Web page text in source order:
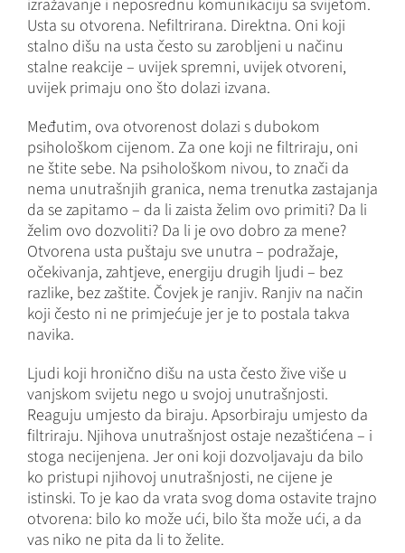
izražavanje i neposrednu komunikaciju sa svijetom.
Usta su otvorena. Nefiltrirana. Direktna. Oni koji
stalno dišu na usta često su zarobljeni u načinu
stalne reakcije – uvijek spremni, uvijek otvoreni,
uvijek primaju ono što dolazi izvana.
Međutim, ova otvorenost dolazi s dubokom
psihološkom cijenom. Za one koji ne filtriraju, oni
ne štite sebe. Na psihološkom nivou, to znači da
nema unutrašnjih granica, nema trenutka zastajanja
da se zapitamo – da li zaista želim ovo primiti? Da li
želim ovo dozvoliti? Da li je ovo dobro za mene?
Otvorena usta puštaju sve unutra – podražaje,
očekivanja, zahtjeve, energiju drugih ljudi – bez
razlike, bez zaštite. Čovjek je ranjiv. Ranjiv na način
koji često ni ne primjećuje jer je to postala takva
navika.
Ljudi koji hronično dišu na usta često žive više u
vanjskom svijetu nego u svojoj unutrašnjosti.
Reaguju umjesto da biraju. Apsorbiraju umjesto da
filtriraju. Njihova unutrašnjost ostaje nezaštićena – i
stoga necijenjena. Jer oni koji dozvoljavaju da bilo
ko pristupi njihovoj unutrašnjosti, ne cijene je
istinski. To je kao da vrata svog doma ostavite trajno
otvorena: bilo ko može ući, bilo šta može ući, a da
vas niko ne pita da li to želite.